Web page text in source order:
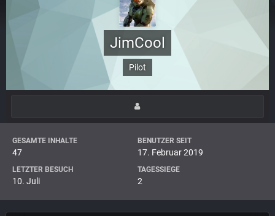
JimCool
Pilot
GESAMTE INHALTE
47
BENUTZER SEIT
17. Februar 2019
LETZTER BESUCH
10. Juli
TAGESSIEGE
2